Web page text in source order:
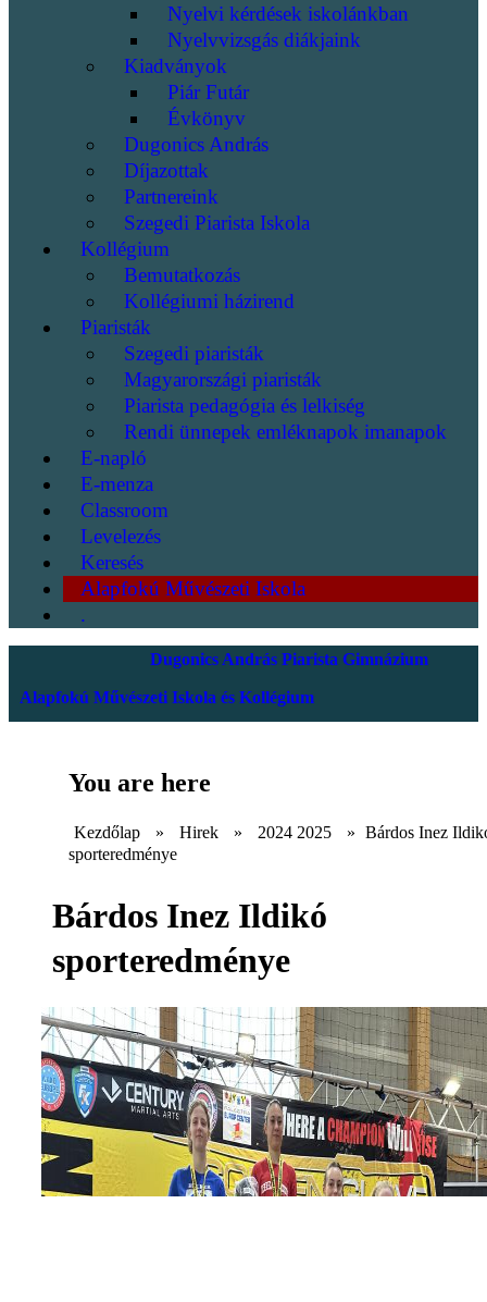
Nyelvi kérdések iskolánkban
Nyelvvizsgás diákjaink
Kiadványok
Piár Futár
Évkönyv
Dugonics András
Díjazottak
Partnereink
Szegedi Piarista Iskola
Kollégium
Bemutatkozás
Kollégiumi házirend
Piaristák
Szegedi piaristák
Magyarországi piaristák
Piarista pedagógia és lelkiség
Rendi ünnepek emléknapok imanapok
E-napló
E-menza
Classroom
Levelezés
Keresés
Alapfokú Művészeti Iskola
.
Dugonics András Piarista Gimnázium
Alapfokú Művészeti Iskola és Kollégium
You are here
Kezdőlap » Hirek » 2024 2025 » Bárdos Inez
sporteredménye
Bárdos Inez Ildikó
sporteredménye